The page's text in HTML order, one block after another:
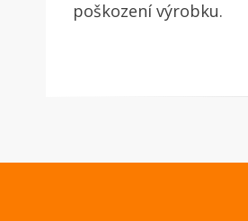
poškození výrobku.